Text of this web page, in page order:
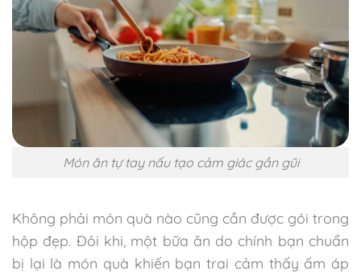
Món ăn tự tay nấu tạo cảm giác gần gũi
Không phải món quà nào cũng cần được gói trong
hộp đẹp. Đôi khi, một bữa ăn do chính bạn chuẩn
bị lại là món quà khiến bạn trai cảm thấy ấm áp